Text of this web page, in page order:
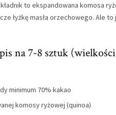
to ekspandowana komosa
łyżkę masła orzechowego. Ale
na 7-8 sztuk
minimum 70% kakao
komosy ryżowej (quinoa)